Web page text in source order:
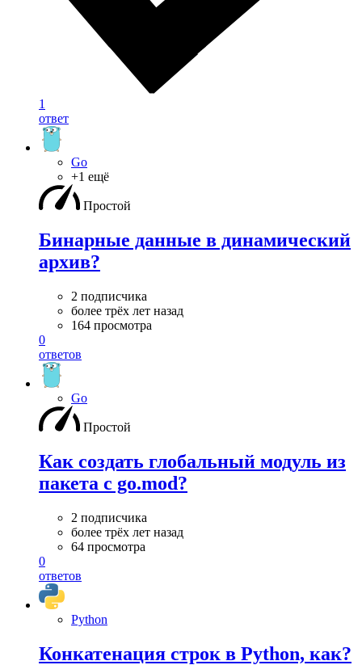
1
ответ
Go
+1 ещё
Простой
Бинарные данные в динамический
архив?
2 подписчика
более трёх лет назад
164 просмотра
0
ответов
Go
Простой
Как создать глобальный модуль из
пакета с go.mod?
2 подписчика
более трёх лет назад
64 просмотра
0
ответов
Python
Конкатенация строк в Python, как?